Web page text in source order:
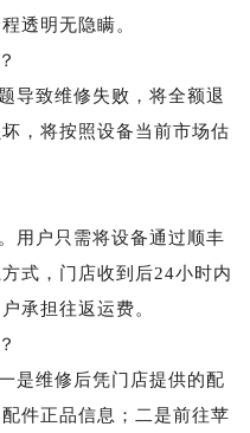
透明无隐瞒。
导致维修失败，将全额退
，将按照设备当前市场估
用户只需将设备通过顺丰
式，门店收到后24小时内
承担往返运费。
是维修后凭门店提供的配
件正品信息；二是前往苹